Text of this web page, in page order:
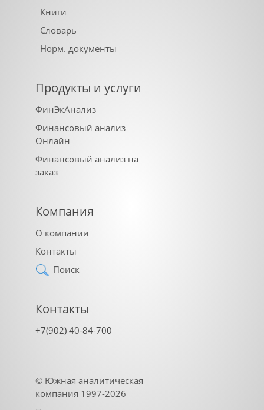
Книги
Словарь
Норм. документы
Продукты и услуги
ФинЭкАнализ
Финансовый анализ
Онлайн
Финансовый анализ на
заказ
Компания
О компании
Контакты
Поиск
Контакты
+7(902) 40-84-700
© Южная аналитическая
компания 1997-2026